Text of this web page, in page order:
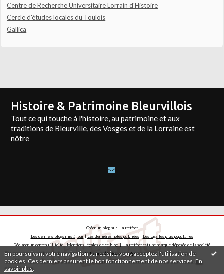
En poursuivant votre navigation sur ce site, vous acceptez l'utilisation de
cookies. Ces derniers assurent le bon fonctionnement de nos services. En
savoir plus
Centre de Recherche Universitaire Lorrain d'Histoire
Cercle d'études locales du Toulois
Gallica
Histoire & Patrimoine Bleurvillois
Tout ce qui touche à l'histoire, au patrimoine et aux
traditions de Bleurville, des Vosges et de la Lorraine est
nôtre
Créer un blogsur Hautetfort
Les derniers blogs mis à jour|Les dernières notes publiées| Les tags les plus populaires
Déclarer un contenu illicite|Mentions légales de ce blog | Hautetfort est une marque déposée de la société
talkSpirit | Créez votreblog!